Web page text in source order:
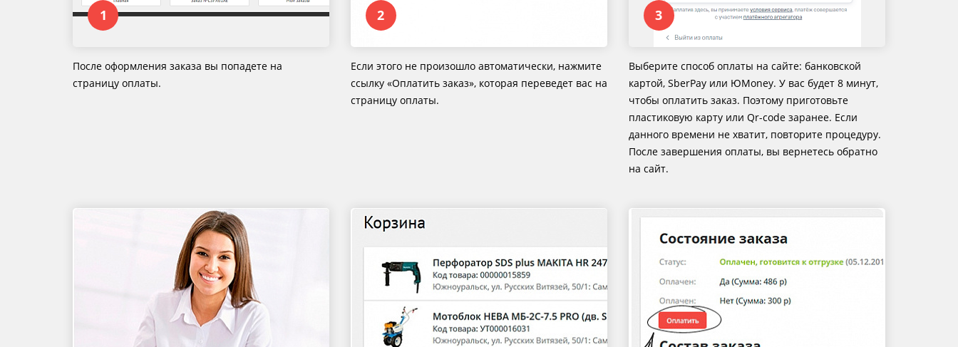
После оформления заказа вы попадете на
страницу оплаты.
Если этого не произошло автоматически, нажмите
ссылку «Оплатить заказ», которая переведет вас на
страницу оплаты.
Выберите способ оплаты на сайте: банковской
картой, SberPay или ЮMoney. У вас будет 8 минут,
чтобы оплатить заказ. Поэтому приготовьте
пластиковую карту или Qr-code заранее. Если
данного времени не хватит, повторите процедуру.
После завершения оплаты, вы вернетесь обратно
на сайт.